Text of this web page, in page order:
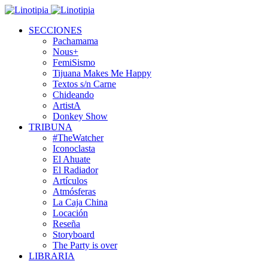
SECCIONES
Pachamama
Nous+
FemiSismo
Tijuana Makes Me Happy
Textos s/n Carne
Chideando
ArtistA
Donkey Show
TRIBUNA
#TheWatcher
Iconoclasta
El Ahuate
El Radiador
Artículos
Atmósferas
La Caja China
Locación
Reseña
Storyboard
The Party is over
LIBRARIA